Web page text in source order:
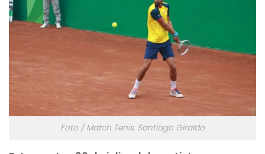
Foto / Match Tenis. Santiago Giraldo